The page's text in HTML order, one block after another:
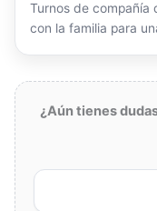
Turnos de compañía
con la familia para
¿Aún tienes